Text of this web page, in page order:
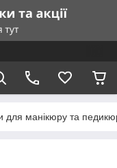
для манікюру та